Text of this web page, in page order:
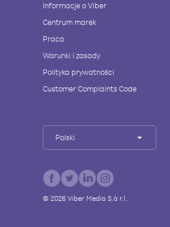
Informacje o Viber
Centrum marek
Praca
Warunki i zasady
Polityka prywatności
Customer Complaints Code
Polski
© 2026Viber Media S.à r.l.